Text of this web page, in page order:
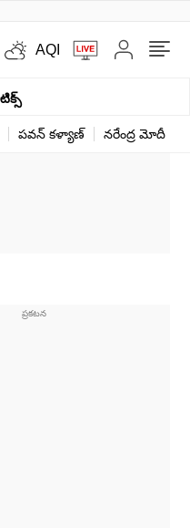
AQI
పవన్ కళ్యాణ్ నరేంద్ర మోదీ